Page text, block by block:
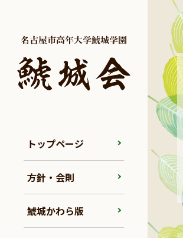
トップページ
方針・会則
鯱城かわら版